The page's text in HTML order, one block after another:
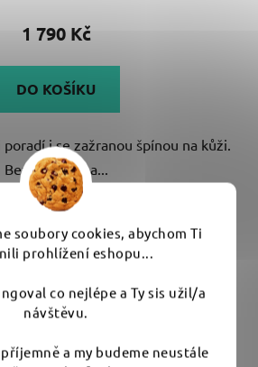
soubory cookies, abychom Ti
prohlížení eshopu...
co nejlépe a Ty sis užil/a
návštěvu.
a my budeme neustále
1 790 Kč
DO KOŠÍKU
i se zažranou špínou na kůži.
Bez alkoholu a...